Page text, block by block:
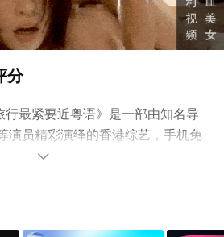
分
行最紧要近粤语》是一部由知名导
演员精彩演绎的香港综艺，手机免
版综艺节目就上天堂电影网，更多
